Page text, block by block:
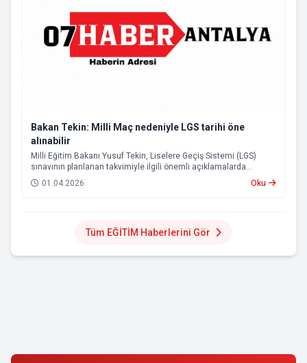
Bakan Tekin: Milli Maç nedeniyle LGS tarihi öne
alınabilir
Milli Eğitim Bakanı Yusuf Tekin, Liselere Geçiş Sistemi (LGS)
sınavının planlanan takvimiyle ilgili önemli açıklamalarda
bulundu.
01.04.2026 Oku
Tüm EĞİTİM Haberlerini Gör